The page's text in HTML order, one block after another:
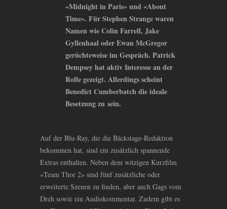
«Midnight in Paris» und «About
Time». Für Stephen Strange waren
Namen wie Colin Farrell, Jake
Gyllenhaal oder Ewan McGregor
gerüchteweise im Gespräch. Patrick
Dempsey hat aktiv Interesse an der
Rolle gezeigt. Allerdings scheint
Benedict Cumberbatch die ideale
Besetzung zu sein.
Auf der Blu-Ray, die die Bäckstage-Redaktion
bekommen hat, sind ein zusätzlich spannende
Extras enthalten. Neben dem witzigen Kurzfilm
«Team Thor 2» sind fünf zusätzliche oder
erweiterte Szenen zu finden, aber auch Gags vom
Dreh sowie ein Audiokommentar. Zudem gibt es